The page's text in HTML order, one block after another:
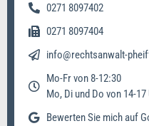
0271 8097402
0271 8097404
info@rechtsanwalt-
Mo-Fr von 8-12:30
Mo, Di und Do von 14-17
Bewerten Sie mich auf